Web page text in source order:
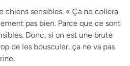
chiens sensibles. « Ça ne collera
pas bien. Parce que ce sont
Donc, si on est une brute
de les bousculer, ça ne va pas